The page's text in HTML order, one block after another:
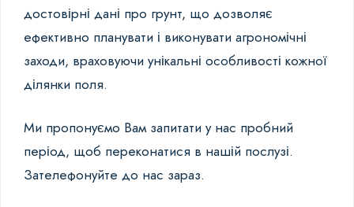
достовірні дані про грунт, що дозволяє
ефективно планувати і виконувати агрономічні
заходи, враховуючи унікальні особливості кожної
ділянки поля.
Ми пропонуємо Вам запитати у нас пробний
період, щоб переконатися в нашій послузі.
Зателефонуйте до нас зараз.